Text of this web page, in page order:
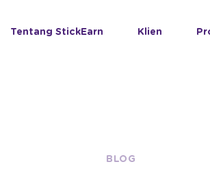
Tentang StickEarn Klien
BLOG